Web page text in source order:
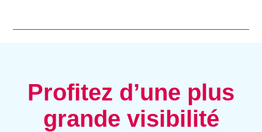
Profitez d’une plus
grande visibilité